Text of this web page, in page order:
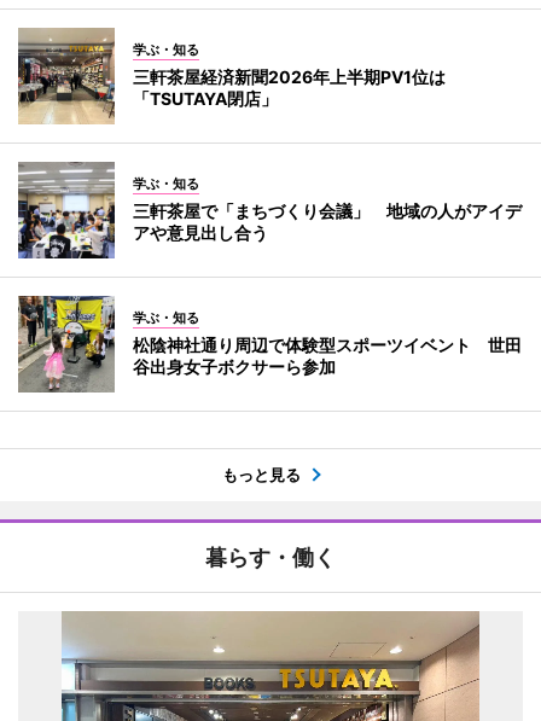
学ぶ・知る
三軒茶屋経済新聞2026年上半期PV1位は
「TSUTAYA閉店」
学ぶ・知る
三軒茶屋で「まちづくり会議」 地域の人がアイデ
アや意見出し合う
学ぶ・知る
松陰神社通り周辺で体験型スポーツイベント 世田
谷出身女子ボクサーら参加
もっと見る
暮らす・働く